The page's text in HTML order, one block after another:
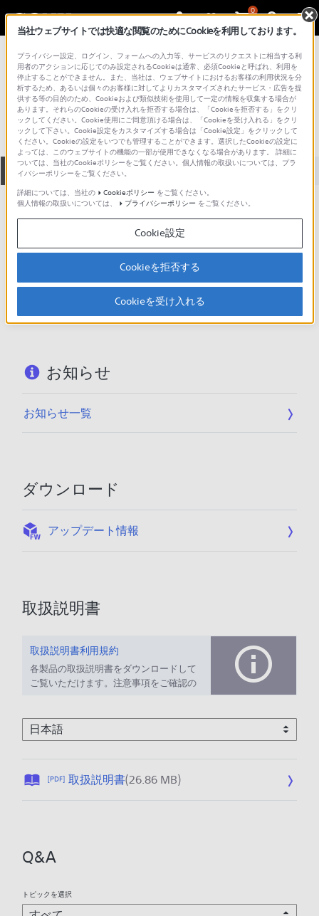
0
総合サポート・お問い合わせ PCV シリーズ
PCV-RZ73P
全て ダウンロード 取扱説明書 Q&A
製品に関する重要なお知らせ
お知らせ
製品に関する重要なお知らせ
重要なお知らせ一覧
お知らせ
お知らせ一覧
ダウンロード
アップデート情報
取扱説明書
取扱説明書利用規約
各製品の取扱説明書をダウンロードして
ご覧いただけます。注意事項をご確認の
[PDF] 取扱説明書(26.86 MB)公
/
Q&A
トピックを選択
当社ウェブサイトでは快適な閲覧のためにCookieを利用しております。
プライバシー設定、ログイン、フォームへの入力等、サービスのリクエストに相当する利
用者のアクションに応じてのみ設定されるCookieは通常、必須Cookieと呼ばれ、利用を
停止することができません。また、当社は、ウェブサイトにおけるお客様の利用状況を分
析するため、あるいは個々のお客様に対してよりカスタマイズされたサービス・広告を提
供する等の目的のため、Cookieおよび類似技術を使用して一定の情報を収集する場合が
あります。それらのCookieの受け入れを拒否する場合は、「Cookieを拒否する」をクリ
ックしてください。Cookie使用にご同意頂ける場合は、「Cookieを受け入れる」をクリ
ックして下さい。Cookie設定をカスタマイズする場合は「Cookie設定」をクリックして
ください。Cookieの設定をいつでも管理することができます。選択したCookieの設定に
よっては、このウェブサイトの機能の一部が使用できなくなる場合があります。 詳細に
ついては、当社のCookieポリシーをご覧ください。個人情報の取扱いについては、プラ
イバシーポリシーをご覧ください。
詳細については、当社の
Cookieポリシー をご覧ください。
個人情報の取扱いについては、
プライバシーポリシー をご覧ください。
Cookie設定
Cookieを拒否する
Cookieを受け入れる